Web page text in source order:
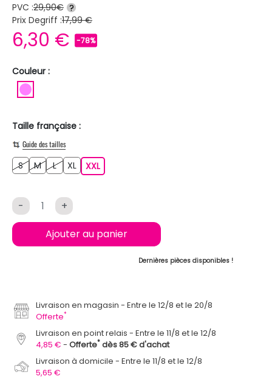
PVC :29,90€ ?
Prix Degriff :17,99 €
6,30 € -78%
Couleur :
Taille française :
Guide des tailles
SS MM LL XL XXLXXL
- +
Ajouter au panier
Dernières pièces disponibles !
Livraison en magasin
Entre le 12/8 et le 20/8
Offerte*
Livraison en point relais
Entre le 11/8 et le 12/8
4,85 €
Offerte* dès 85 € d'achat
Livraison à domicile
Entre le 11/8 et le 12/8
5,65 €